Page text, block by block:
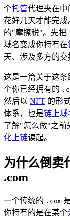
个托管代理夹在
花好几天才能完
的"摩擦税"。先把
域名变成你持有在
天、涉及多方的交
这是一篇关于这
个你已经拥有的
然后以 NFT 的形
体系，也是链上域
了解"怎么做"之前
化上链读起。
为什么倒卖
.com
一个传统的 .com
你持有的是在某个